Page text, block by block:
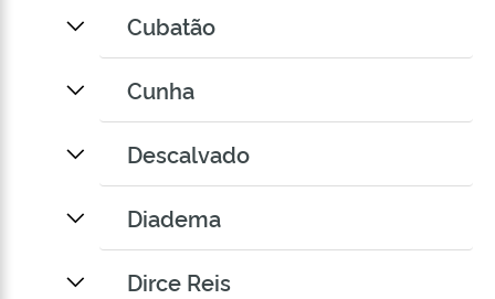
Cubatão
Cunha
Descalvado
Diadema
Dirce Reis